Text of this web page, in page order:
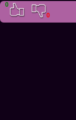
0
0